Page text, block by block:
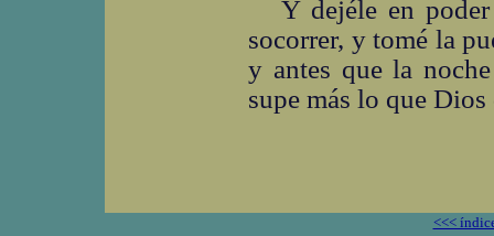
Y dejéle en
socorrer, y tomé la
y antes que la
supe más lo que
<<<